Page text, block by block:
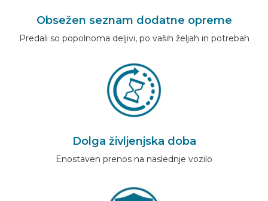
Obsežen seznam dodatne opreme
Predali so popolnoma deljivi, po vaših željah in potrebah
Dolga življenjska doba
Enostaven prenos na naslednje vozilo